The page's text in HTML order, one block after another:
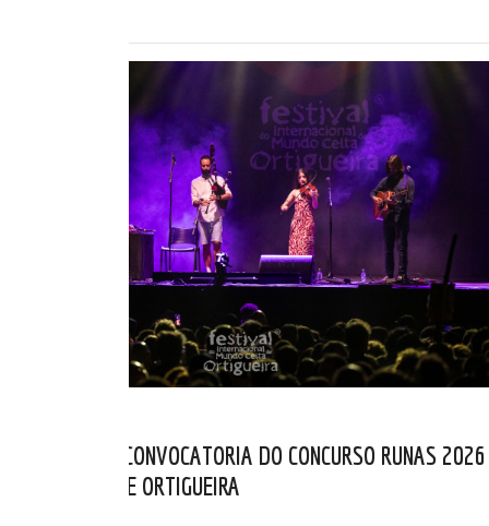
ABERTA NOVA CONVOCATORIA DO CONCURSO RUNAS 2026
DO FESTIVAL DE ORTIGUEIRA